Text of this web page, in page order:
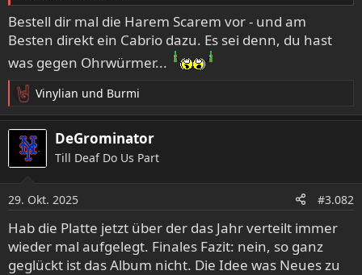
Bestell dir mal die Harem Scarem vor - und am
Besten direkt ein Cabrio dazu. Es sei denn, du hast
was gegen Ohrwürmer...
R
e
a
n
e
n
:
Vinylian und Burmi
DeGrominator
Till Deaf Do Us Part
29. Okt. 2025 #3.082
Hab die Platte jetzt über der das Jahr verteilt immer
wieder mal aufgelegt. Finales Fazit: nein, so ganz
geglückt ist das Album nicht. Die Idee was Neues zu